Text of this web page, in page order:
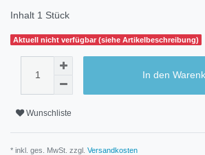
Inhalt 1 Stück
Aktuell nicht verfügbar (siehe Artikelbeschreibung)
In den
Wunschliste
* inkl. ges. MwSt. zzgl. Versandkosten